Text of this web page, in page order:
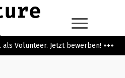
Seite springen
Volunteer. Jetzt bewerben! +++